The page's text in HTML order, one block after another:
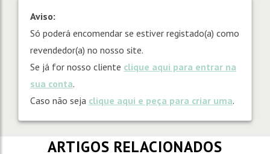
Aviso:
Só poderá encomendar se estiver registado(a) como
revendedor(a) no nosso site.
Se já for nosso cliente clique aqui para entrar na
sua conta.
Caso não seja clique aqui e peça para criar uma.
ARTIGOS RELACIONADOS